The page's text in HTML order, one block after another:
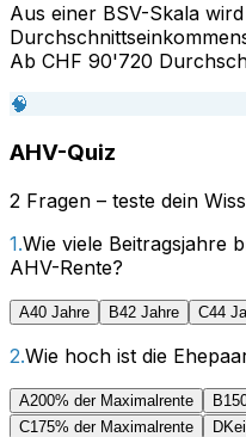
Aus einer BSV-Skala
Ab CHF 90'720
🧠
AHV-Quiz
2 Fragen – teste dein
1.Wie viele Beitragsjahre
AHV-Rente?
A40 Jahre B42 Jahre C44
2.Wie hoch ist die
A200% der Maximalrente B
C175% der Maximalrente D